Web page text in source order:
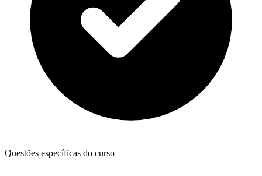
Questões específicas do curso